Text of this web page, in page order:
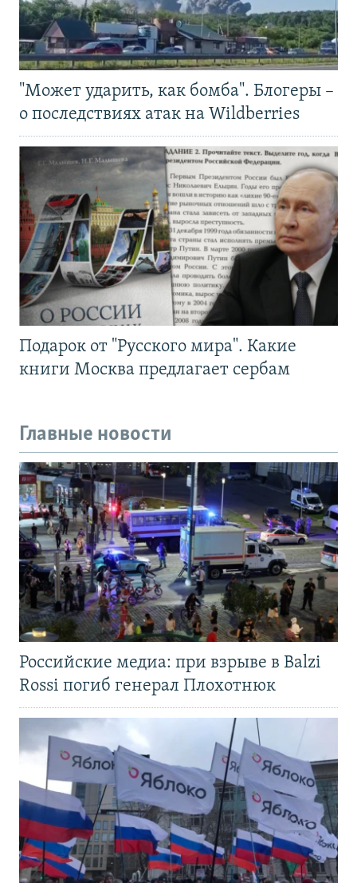
"Может ударить, как бомба". Блогеры –
о последствиях атак на Wildberries
Подарок от "Русского мира". Какие
книги Москва предлагает сербам
Главные новости
Российские медиа: при взрыве в Balzi
Rossi погиб генерал Плохотнюк